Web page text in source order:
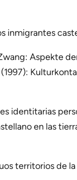
Aspekte
identitarias
en las
territorios de